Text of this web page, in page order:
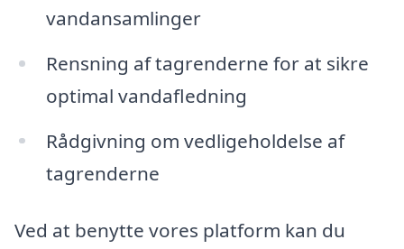
vandansamlinger
Rensning af tagrenderne for at sikre
optimal vandafledning
Rådgivning om vedligeholdelse af
tagrenderne
Ved at benytte vores platform kan du